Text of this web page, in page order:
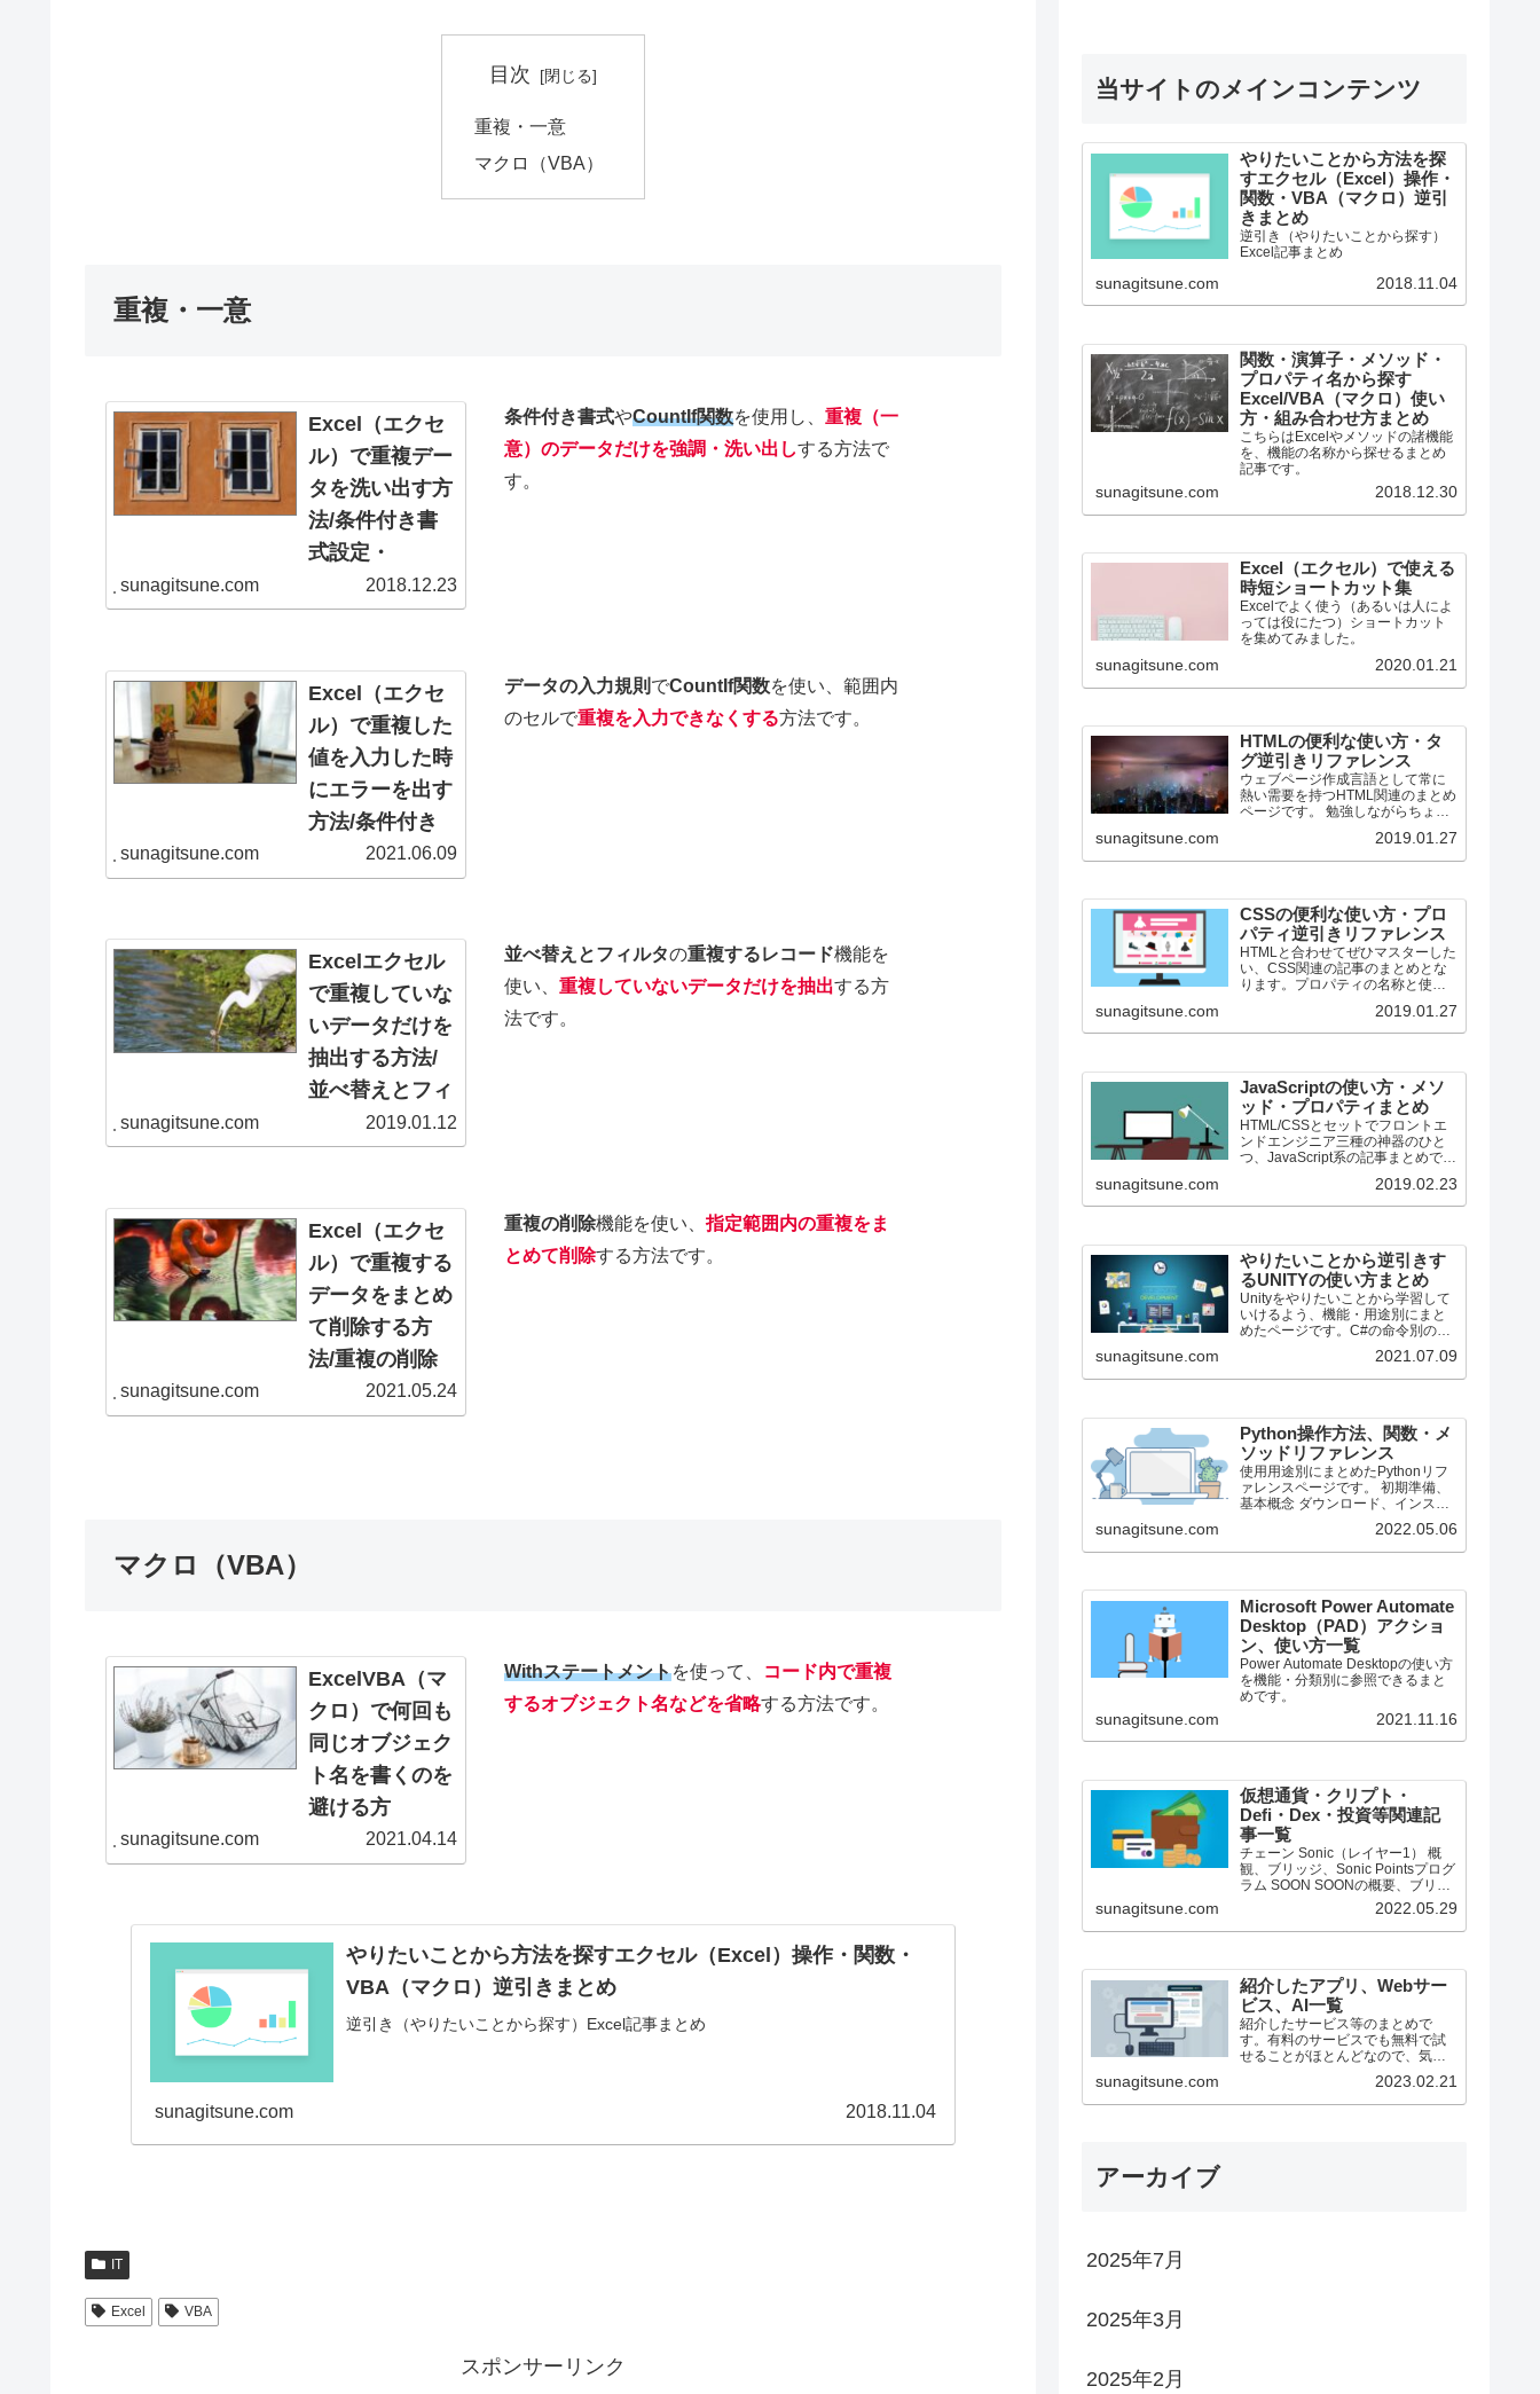
目次
重複・一意
マクロ（VBA）
重複・一意
Excel（エクセ
ル）で重複デー
タを洗い出す方
法/条件付き書
式設定・
Countif関数の
使い方
いけど、同じデータ
がいくつもある……
ありがちなミスです
が、方法さえ知って
いればexcel上で重
複チェックするのは
難しいことではあり
ません。 資料の完
げるために、作業ル
ーチンに組み込む
べ...
sunagitsune.com 2018.12.23
条件付き書式やCountIf関数を使用し、 重複（一
意）のデータだけを強調・洗い出しする方法で
す。
Excel（エクセ
ル）で重複した
値を入力した時
にエラーを出す
方法/条件付き
書式、CountIf
関数の使い方
入力した後で削除す
る、重複が出た時に
書式を変えるなどの
対処法があります
が、条件付き書式を
使えば、そもそも重
ることも可能です。
拡大というやりかた
をしていますが、最
初か...
sunagitsune.com 2021.06.09
データの入力規則 でCountIf関数を使い、範囲内
のセルで重複を入力できなくする方法です。
Excelエクセル
で重複していな
いデータだけを
抽出する方法/
並べ替えとフィ
ルタ（重複する
レコード）の使
重複するデータを排
除するのではなく、
元データは残したま
ま一意のデータだけ
別の場所に抽出した
い時に使えるのが、
並べ替えとフィルタ
sunagitsune.com 2019.01.12
並べ替えとフィルタの重複するレコード機能を
使い、 重複していないデータだけを抽出する方
法です。
Excel（エクセ
ル）で重複する
データをまとめ
て削除する方
法/重複の削除
の使い方
削除をクリックしま
す。...
sunagitsune.com 2021.05.24
重複の削除機能を使い、指定範囲内の重複をま
とめて削除する方法です。
マクロ（VBA）
ExcelVBA（マ
クロ）で何回も
同じオブジェク
ト名を書くのを
避ける方
法/Withステー
トメントの使い
重複するオブジェク
ト名・プロパティ名
などを省略できる
Withステートメント
つ右のセルにコピー
sunagitsune.com 2021.04.14
Withステートメントを使って、
コード内で重複
するオブジェクト名などを省略する方法です。
やりたいことから方法を探すエクセル（Excel）操作・関数・
VBA（マクロ）逆引きまとめ
逆引き（やりたいことから探す）Excel記事まとめ
sunagitsune.com 2018.11.04
IT
Excel VBA
スポンサーリンク
当サイトのメインコンテンツ
やりたいことから方法を探
すエクセル（Excel）操作・
関数・VBA（マクロ）逆引
きまとめ
逆引き（やりたいことから探す）
Excel記事まとめ
sunagitsune.com 2018.11.04
関数・演算子・メソッド・
プロパティ名から探す
Excel/VBA（マクロ）使い
方・組み合わせ方まとめ
こちらはExcelやメソッドの諸機能
を、機能の名称から探せるまとめ
記事です。
sunagitsune.com 2018.12.30
Excel（エクセル）で使える
時短ショートカット集
Excelでよく使う（あるいは人によ
っては役にたつ）ショートカット
を集めてみました。
sunagitsune.com 2020.01.21
HTMLの便利な使い方・タ
グ逆引きリファレンス
ウェブページ作成言語として常に
熱い需要を持つHTML関連のまとめ
ページです。 勉強しながらちょっ
sunagitsune.com 2019.01.27
CSSの便利な使い方・プロ
パティ逆引きリファレンス
HTMLと合わせてぜひマスターした
い、CSS関連の記事のまとめとな
ります。プロパティの名称と使用
ちょっととっても数少ないです
が、段々増える予定です。
sunagitsune.com 2019.01.27
JavaScriptの使い方・メソ
ッド・プロパティまとめ
HTML/CSSとセットでフロントエ
ンドエンジニア三種の神器のひと
つ、JavaScript系の記事まとめで
sunagitsune.com 2019.02.23
やりたいことから逆引きす
るUNITYの使い方まとめ
Unityをやりたいことから学習して
いけるよう、機能・用途別にまと
めたページです。C#の命令別の逆
引きは現時点で作っていません。
2019の時期に書き始めているの
で、それより前のバージョンにつ
sunagitsune.com 2021.07.09
Python操作方法、関数・メ
ソッドリファレンス
使用用途別にまとめたPythonリフ
ァレンスページです。 初期準備、
基本概念 ダウンロード、インスト
ール、起動 ShellとEditor、保存、
実行 保存したPythonの起動 コメン
ト、docstring、行またぎ コメン
sunagitsune.com 2022.05.06
Microsoft Power Automate
Desktop（PAD）アクショ
ン、使い方一覧
Power Automate Desktopの使い方
を機能・分類別に参照できるまと
めです。
sunagitsune.com 2021.11.16
仮想通貨・クリプト・
Defi・Dex・投資等関連記
事一覧
チェーン Sonic（レイヤー1） 概
観、ブリッジ、Sonic Pointsプログ
ラム SOON SOONの概要、ブリッ
ジ方法（25/1月時点） ステーキン
グ ZEROBASE ZEROBASE...
sunagitsune.com 2022.05.29
紹介したアプリ、Webサー
ビス、AI一覧
紹介したサービス等のまとめで
す。有料のサービスでも無料で試
せることがほとんどなので、気に
sunagitsune.com 2023.02.21
アーカイブ
2025年7月
2025年3月
2025年2月